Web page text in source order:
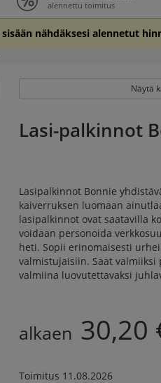
alennettu toimitus
nähdäksesi alennetut
Näytä
Lasi-palkinnot
Lasipalkinnot Bonnie
kaiverruksen luomaan
lasipalkinnot ovat saatavilla
voidaan personoida
heti. Sopii erinomaisesti
valmistujaisiin. Saat valmiiksi
valmiina luovutettavaksi
alkaen 30,20
Toimitus 11.08.2026